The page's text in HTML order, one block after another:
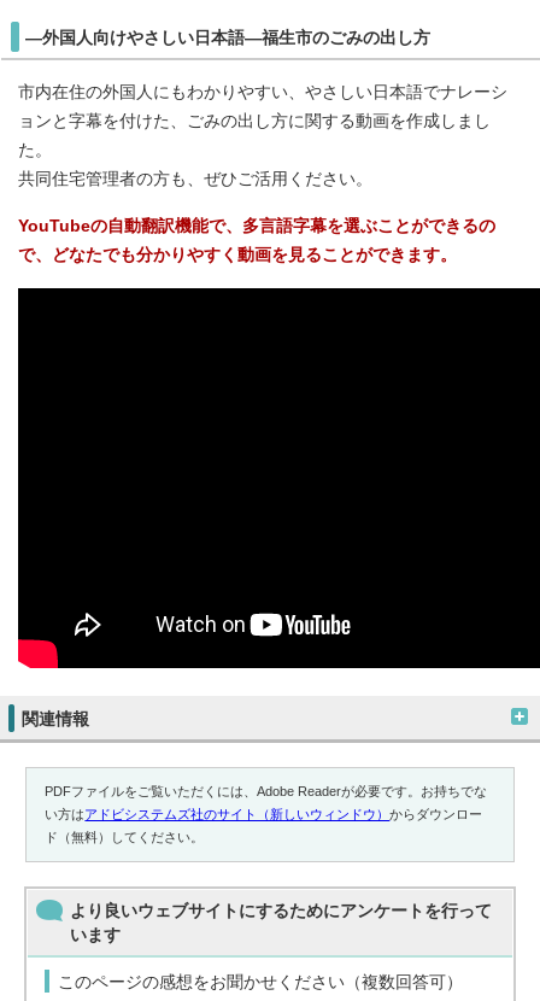
―外国人向けやさしい日本語―福生市のごみの出し方
市内在住の外国人にもわかりやすい、やさしい日本語でナレーシ
ョンと字幕を付けた、ごみの出し方に関する動画を作成しまし
た。
共同住宅管理者の方も、ぜひご活用ください。
YouTubeの自動翻訳機能で、多言語字幕を選ぶことができるの
で、どなたでも分かりやすく動画を見ることができます。
関連情報
PDFファイルをご覧いただくには、Adobe Readerが必要です。お持ちでな
い方はアドビシステムズ社のサイト（新しいウィンドウ）からダウンロー
ド（無料）してください。
より良いウェブサイトにするためにアンケートを行って
います
このページの感想をお聞かせください（複数回答可）